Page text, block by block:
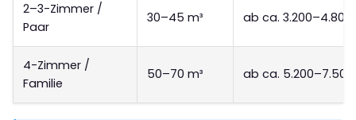
2–3-Zimmer /
Paar
30–45 m³ ab ca.
4-Zimmer /
Familie
50–70 m³ ab ca.